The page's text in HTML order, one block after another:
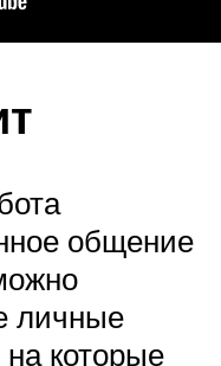
общение
личные
которые